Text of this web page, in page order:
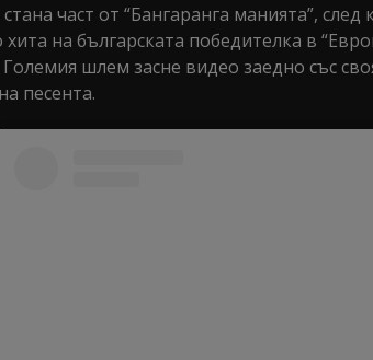
част от “Бангаранга манията”,
на българската победителка в
шлем засне видео заедно със
песента.